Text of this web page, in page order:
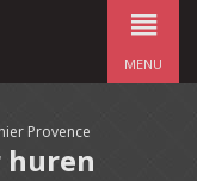
MENU
Provence
huren